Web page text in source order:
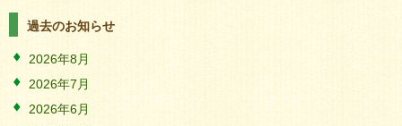
過去のお知らせ
2026年8月
2026年7月
2026年6月